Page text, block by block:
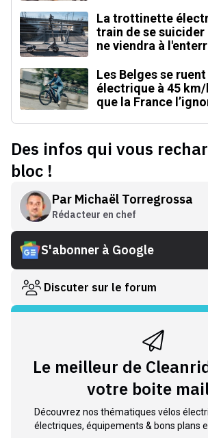
La trottinette
train de se suicider
ne viendra à
Les Belges se
électrique à 45
que la France
Des infos qui vous
bloc !
Par Michaël Torregrossa
Rédacteur en chef
S'abonner à Google
Discuter sur le forum
Le meilleur de
votre boite
Découvrez nos thématiques vélos
électriques, équipements & bons plans